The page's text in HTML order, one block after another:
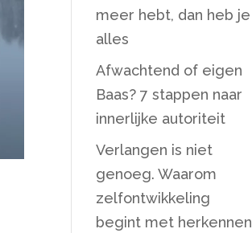
meer hebt, dan heb je
alles
Afwachtend of eigen
Baas? 7 stappen naar
innerlijke autoriteit
Verlangen is niet
genoeg. Waarom
zelfontwikkeling
begint met herkennen